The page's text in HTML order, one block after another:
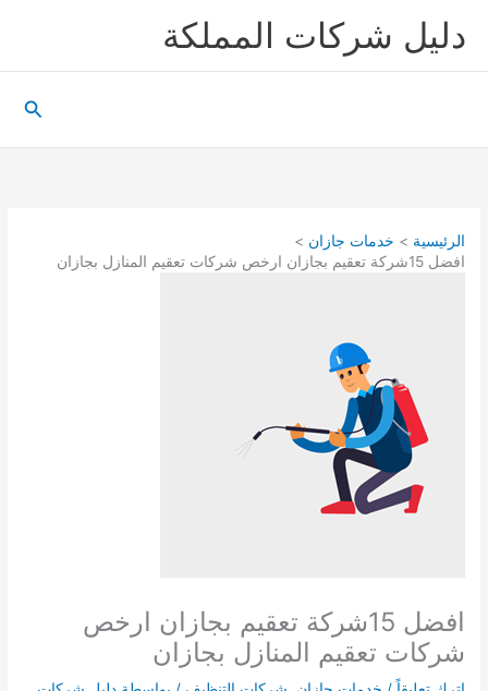
شركات المملكة
خدمات جازان
افضل 15شركة تعقيم بجازان ارخص
تعقيم المنازل بجازان